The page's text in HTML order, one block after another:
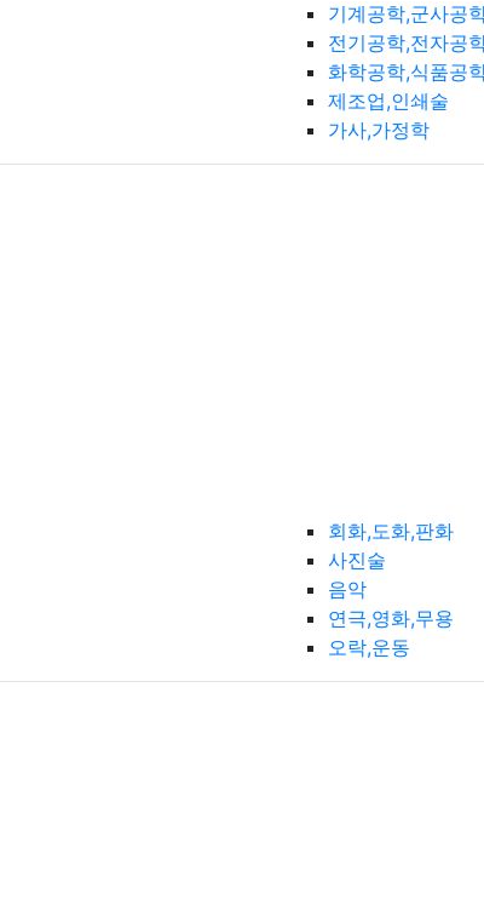
기계공학,군사공
전기공학,전자공
화학공학,식품공
제조업,인쇄술
가사,가정학
회화,도화,판화
사진술
음악
연극,영화,무용
오락,운동